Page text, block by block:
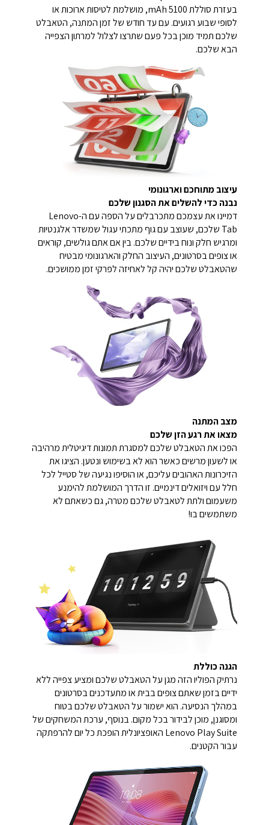
בעזרת סוללת 5100 mAh, מושלמת לטיסות ארוכות או
לסופי שבוע רגועים. עם עד חודש של זמן המתנה, הטאבלט
שלכם תמיד מוכן בכל פעם שתרצו לצלול למרתון הצפייה
הבא שלכם.
עיצוב מתוחכם וארגונומי
נבנה כדי להשלים את הסגנון שלכם
דמיינו את עצמכם מתכרבלים על הספה עם ה-Lenovo
Tab שלכם, שעוצב עם גוף מתכתי עגול שמשדר אלגנטיות
ומרגיש חלק ונוח בידיים שלכם. בין אם אתם גולשים, קוראים
או צופים בסרטונים, העיצוב החלק והארגונומי מבטיח
שהטאבלט שלכם יהיה קל לאחיזה לפרקי זמן ממושכים.
מצב המתנה
מצאו את רגע הזן שלכם
הפכו את הטאבלט שלכם למסגרת תמונות דיגיטלית מרהיבה
או לשעון מרשים כאשר הוא לא בשימוש ונטען. הציגו את
הזיכרונות האהובים עליכם, או הוסיפו נגיעה של סטייל לכל
חלל עם ויזואלים דינמיים. זו הדרך המושלמת להימנע
משעמום ולתת לטאבלט שלכם מטרה, גם כשאתם לא
משתמשים בו!
הגנה כוללת
נרתיק הפוליו הזה מגן על הטאבלט שלכם ומציע צפייה ללא
ידיים בזמן שאתם צופים בבית או מתעדכנים בסרטונים
במהלך הנסיעה. הוא ישמור על הטאבלט שלכם בטוח
ומסוגנן, מוכן לבידור בכל מקום. בנוסף, ערכת המשחקים של
Lenovo Play Suite האופציונלית הופכת כל יום להרפתקה
עבור הקטנים.